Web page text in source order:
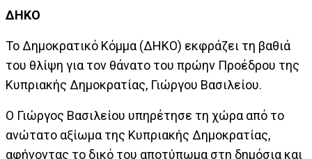
ΔΗΚΟ
Το Δημοκρατικό Κόμμα (ΔΗΚΟ) εκφράζει τη βαθιά
του θλίψη για τον θάνατο του πρώην Προέδρου της
Κυπριακής Δημοκρατίας, Γιώργου Βασιλείου.
Ο Γιώργος Βασιλείου υπηρέτησε τη χώρα από το
ανώτατο αξίωμα της Κυπριακής Δημοκρατίας,
αφήνοντας το δικό του αποτύπωμα στη δημόσια και